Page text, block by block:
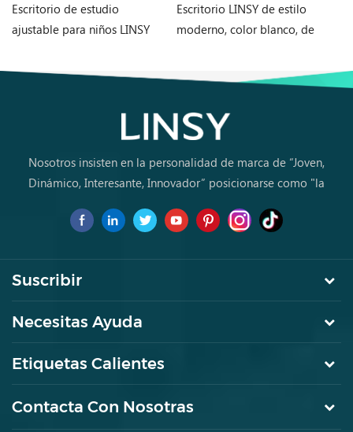
Escritorio de estudio
ajustable para niños LINSY
LH192V1-A
Escritorio LINSY de estilo
moderno, color blanco, de
almacenamiento OM2X-A
Nosotros insisten en la personalidad de marca de “Joven,
Dinámico, Interesante, Innovador” posicionarse como "la
por primera vez.
Suscribir
Necesitas Ayuda
Etiquetas Calientes
Contacta Con Nosotras